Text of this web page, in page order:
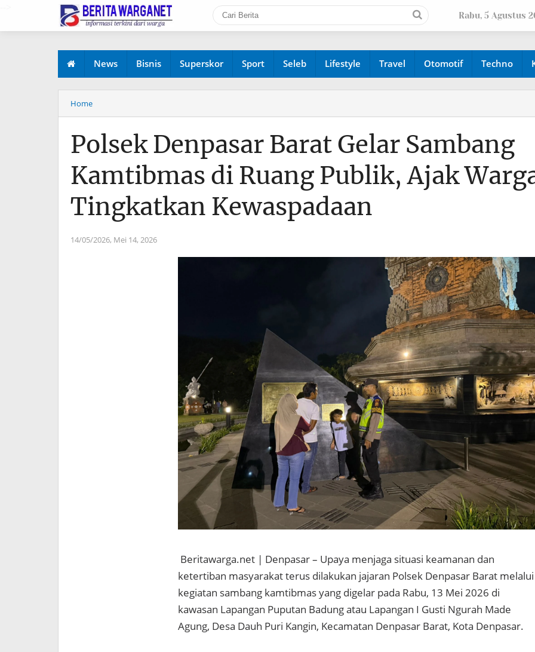
Rabu, 5 Agustus
News Bisnis Superskor Sport Seleb Lifestyle Travel Otomotif Techno
Home
Polsek Denpasar Barat Gelar Sambang
Kamtibmas di Ruang Publik, Ajak
Tingkatkan Kewaspadaan
14/05/2026, Mei 14, 2026
Beritawarga.net | Denpasar – Upaya menjaga situasi keamanan dan
ketertiban masyarakat terus dilakukan jajaran Polsek Denpasar Barat melalui
kegiatan sambang kamtibmas yang digelar pada Rabu, 13 Mei 2026 di
kawasan Lapangan Puputan Badung atau Lapangan I Gusti Ngurah Made
Agung, Desa Dauh Puri Kangin, Kecamatan Denpasar Barat, Kota Denpasar.